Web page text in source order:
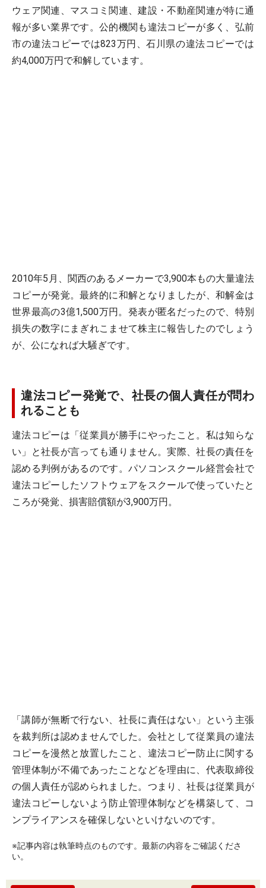
ウェア関連、マスコミ関連、建設・不動産関連が特に通
報が多い業界です。公的機関も違法コピーが多く、弘前
市の違法コピーでは823万円、石川県の違法コピーでは
約4,000万円で和解しています。
2010年5月、関西のあるメーカーで3,900本もの大量違法
コピーが発覚。最終的に和解となりましたが、和解金は
世界最高の3億1,500万円。発表が匿名だったので、特別
損失の数字にまぎれこませて株主に報告したのでしょう
が、公になれば大騒ぎです。
違法コピー発覚で、社長の個人責任が問わ
れることも
違法コピーは「従業員が勝手にやったこと。私は知らな
い」と社長が言っても通りません。実際、社長の責任を
認める判例があるのです。パソコンスクール経営会社で
違法コピーしたソフトウェアをスクールで使っていたと
ころが発覚、損害賠償額が3,900万円。
「講師が無断で行ない、社長に責任はない」という主張
を裁判所は認めませんでした。会社として従業員の違法
コピーを漫然と放置したこと、違法コピー防止に関する
管理体制が不備であったことなどを理由に、代表取締役
の個人責任が認められました。つまり、社長は従業員が
違法コピーしないよう防止管理体制などを構築して、コ
ンプライアンスを確保しないといけないのです。
※記事内容は執筆時点のものです。最新の内容をご確認くださ
い。